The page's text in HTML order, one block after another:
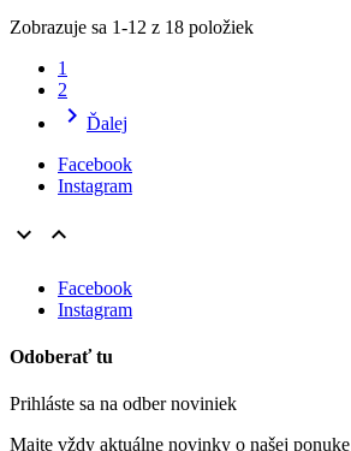
Zobrazuje sa 1-12 z 18 položiek
1
2
 Ďalej
Facebook
Instagram
 
Facebook
Instagram
Odoberať tu
Prihláste sa na odber noviniek
Majte vždy aktuálne novinky o našej ponuke